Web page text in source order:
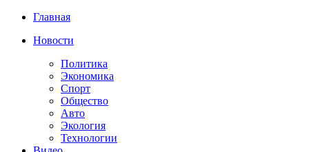
Главная
Новости
Политика
Экономика
Спорт
Общество
Авто
Экология
Технологии